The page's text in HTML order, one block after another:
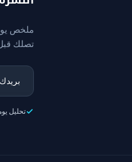
ملخص
تصلك
تحليل